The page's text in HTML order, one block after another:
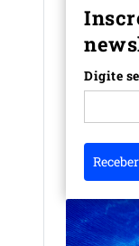
Digite
Receber